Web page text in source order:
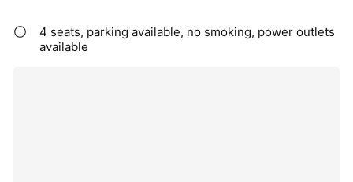
4 seats, parking available, no smoking, power outlets
available